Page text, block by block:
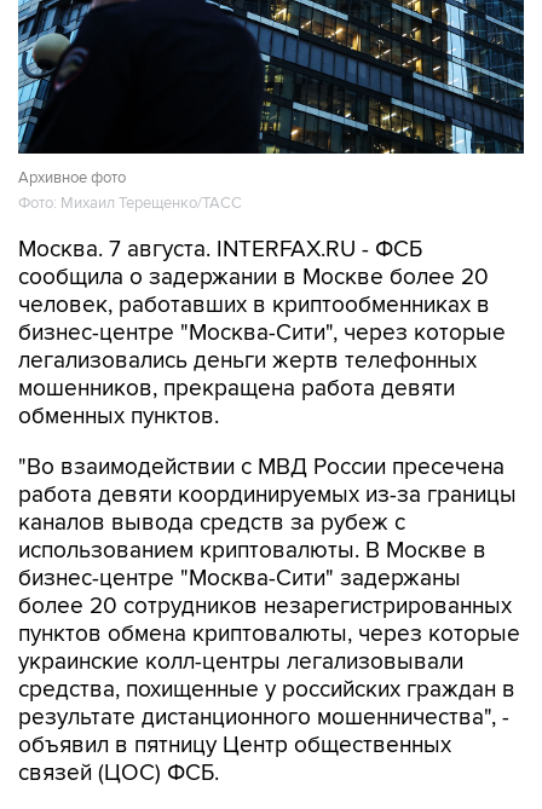
Архивное фото
Фото: Михаил Терещенко/ТАСС
Москва. 7 августа. INTERFAX.RU - ФСБ
сообщила о задержании в Москве более 20
человек, работавших в криптообменниках в
бизнес-центре "Москва-Сити", через которые
легализовались деньги жертв телефонных
мошенников, прекращена работа девяти
обменных пунктов.
"Во взаимодействии с МВД России пресечена
работа девяти координируемых из-за границы
каналов вывода средств за рубеж с
использованием криптовалюты. В Москве в
бизнес-центре "Москва-Сити" задержаны
более 20 сотрудников незарегистрированных
пунктов обмена криптовалюты, через которые
украинские колл-центры легализовывали
средства, похищенные у российских граждан в
результате дистанционного мошенничества", -
объявил в пятницу Центр общественных
связей (ЦОС) ФСБ.